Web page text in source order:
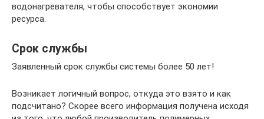
водонагревателя, чтобы способствует экономии
ресурса.
Срок службы
Заявленный срок службы системы более 50 лет!
Возникает логичный вопрос, откуда это взято и как
подсчитано? Скорее всего информация получена исходя